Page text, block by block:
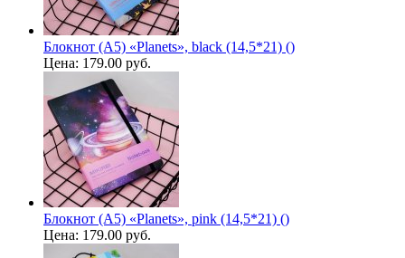
Блокнот (A5) «Planets», black (14,5*21) ()
Цена: 179.00 руб.
Блокнот (A5) «Planets», pink (14,5*21) ()
Цена: 179.00 руб.